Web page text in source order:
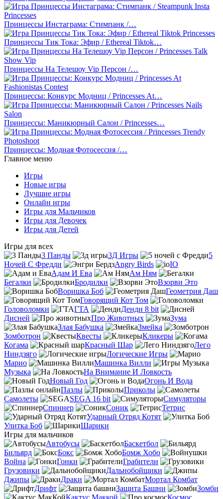
Принцессы Инстаграма: Стимпанк /…
Принцессы Тик Тока: Эфир / Ethereal Tiktok…
Принцессы На Телешоу Vip Персон /…
Принцессы: Конкурс Модниц / Princesses At…
Принцессы: Маникюрный Салон / Princesses…
Принцессы: Модная Фотосессия /…
Главное меню
Игры
Новые игры
Лучшие игры
Онлайн игры
Игры для Мальчиков
Игры для Девочек
Игры для Детей
Игры для всех
3 Панды
3Д Игры
5
Ночей С Фредди
Angry Birds
IO
Адам И Ева
Ам Ням
Бегалки
Бродилки
Взорви Это
Воришка Боб
Геометрия Даш
Говорящий Кот Том
Головоломки
ГТА
Денди 8 bit
Дисней
Про Животных
Зума
Злая Бабушка
Змейка
Зомботрон
Квесты
Кликеры
Когама
Красный Шар
Лего
Ниндзяго
Логические Игры
Марио
Машинка Вилли
Музыка
На Внимание И Ловкость
Новый Год
Огонь И Вода
Пазлы
Приколы
Самолеты
SEGA 16 bit
Симуляторы
Спиннер
Соник
Тетрис
Ударный Отряд Котят
Улитка Боб
Шарики
Игры для мальчиков
Автобусы
Баскетбол
Бильярд
Бокс
Бомж Хобо
Война
Гонки
Грабители
Грузовики
Дальнобойщики
Джипы
Драки
Мортал Комбат
Дрифт
Защита Башни
Зомби
Кактус Маккой
Космос